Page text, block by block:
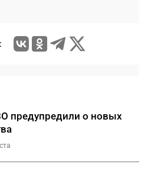
предупредили о новых